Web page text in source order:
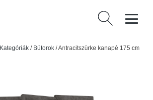
Keresés:
Kategóriák / Bútorok /Antracitszürke kanapé 175 cm